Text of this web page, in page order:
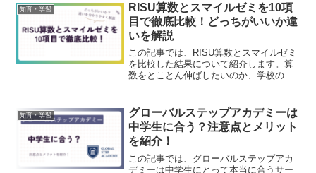
度は大きく変わります。「うちの子はど
のレベルから始めるのがい...
知育・学習
RISU算数とスマイルゼミを10項
目で徹底比較！どっちがいいか違
いを解説
この記事では、RISU算数とスマイルゼミ
を比較した結果について紹介します。算
数をとことん伸ばしたいのか、学校の主
論から言うと、算数を集中的に伸ばした
い人や、中学受験を見据...
知育・学習
グローバルステップアカデミーは
中学生に合う？注意点とメリット
を紹介！
この記事では、グローバルステップアカ
デミーは中学生にとって本当に合うサー